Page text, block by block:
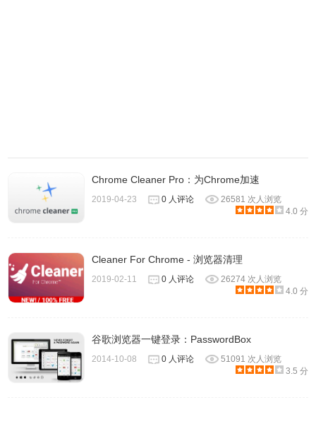
Chrome Cleaner Pro：为Chrome加速
2019-04-23 0 人评论
26581 次人浏览
4.0 分
Cleaner For Chrome - 浏览器清理
2019-02-11 0 人评论
26274 次人浏览
4.0 分
谷歌浏览器一键登录：PasswordBox
2014-10-08 0 人评论
51091 次人浏览
3.5 分